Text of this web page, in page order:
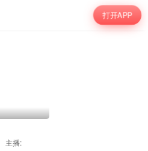
打开APP
主播: